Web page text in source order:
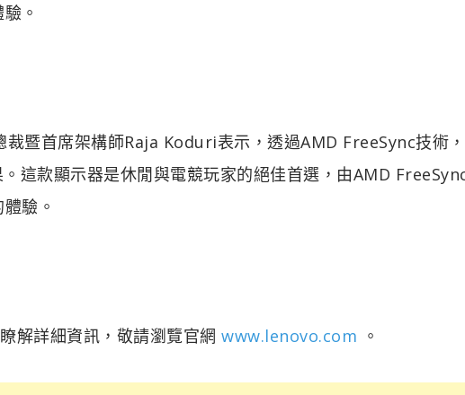
。
暨首席架構師Raja Koduri表示，透過AMD FreeSync技術
這款顯示器是休閒與電競玩家的絕佳首選，由AMD
驗。
解詳細資訊，敬請瀏覽官網 www.lenovo.com 。